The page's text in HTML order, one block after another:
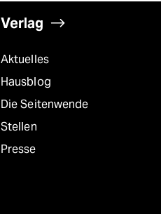
Verlag
Aktuelles
Hausblog
Die Seitenwende
Stellen
Presse